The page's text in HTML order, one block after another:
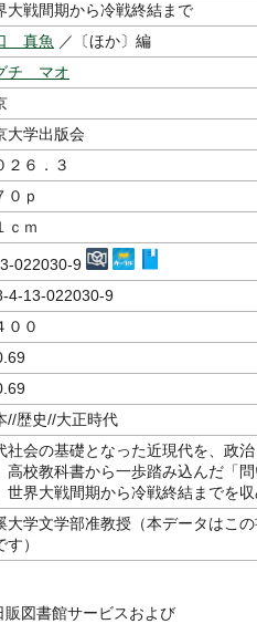
大戦間期から冷戦終結まで
真魚 ／〔ほか〕編
チ マオ
大学出版会
２６．３
０ｐ
ｃｍ
022030-9
4-13-022030-9
００
//歴史//大正時代
社会の基礎となった近現代を、政
高校教科書から一歩踏み込んだ「
世界大戦間期から冷戦終結までを
大学文学部准教授（本データはこ
す）
図書館サービスおよび